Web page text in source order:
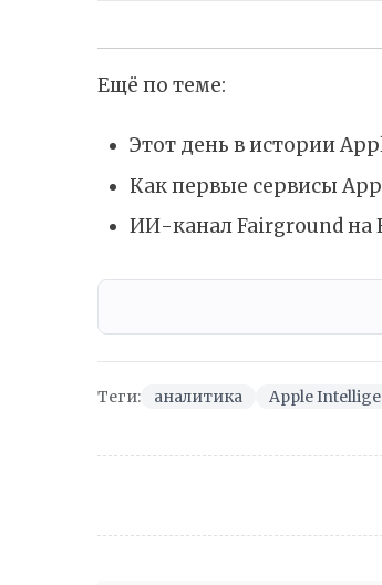
Ещё по теме:
Этот день в истории
Как первые сервисы
ИИ-канал Fairground на
Теги: аналитика Apple